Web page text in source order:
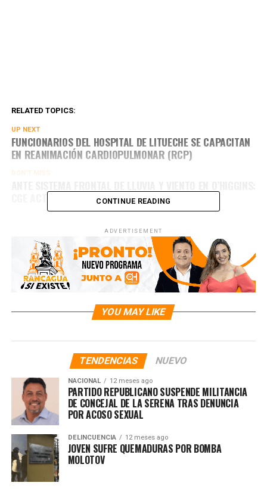
RELATED TOPICS:
UP NEXT
FUNCIONARIOS DEL HOSPITAL DE LITUECHE SE CAPACITAN
EN REANIMACIÓN CARDIOPULMONAR (RCP)
DON'T MISS
CGE ACTIVA PLAN DE ACCIÓN PREVENTIVO
CONTINUE READING
ADVERTISEMENT
YOU MAY LIKE
TENDENCIAS NUEVO
NACIONAL 12 meses ago
PARTIDO REPUBLICANO SUSPENDE MILITANCIA
DE CONCEJAL DE LA SERENA TRAS DENUNCIA
POR ACOSO SEXUAL
DELINCUENCIA 12 meses ago
JOVEN SUFRE QUEMADURAS POR BOMBA
MOLOTOV